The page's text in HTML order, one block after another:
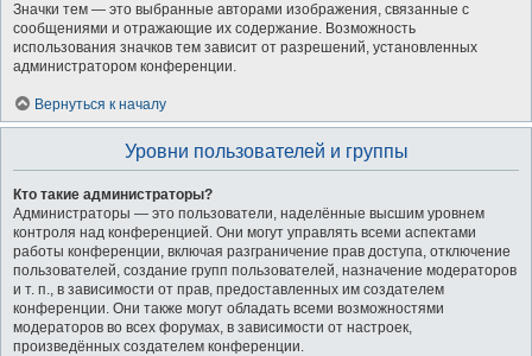
Значки тем — это выбранные авторами изображения, связанные с
сообщениями и отражающие их содержание. Возможность
использования значков тем зависит от разрешений, установленных
администратором конференции.
Вернуться к началу
Уровни пользователей и группы
Кто такие администраторы?
Администраторы — это пользователи, наделённые высшим уровнем
контроля над конференцией. Они могут управлять всеми аспектами
работы конференции, включая разграничение прав доступа, отключение
пользователей, создание групп пользователей, назначение модераторов
и т. п., в зависимости от прав, предоставленных им создателем
конференции. Они также могут обладать всеми возможностями
модераторов во всех форумах, в зависимости от настроек,
произведённых создателем конференции.